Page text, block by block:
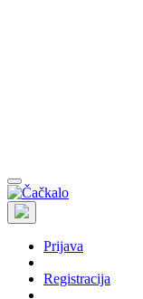
Prijava
Registracija